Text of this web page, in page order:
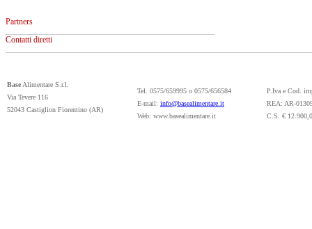
Partners
Contatti diretti
BaseAlimentare S.r.l.
Via Tevere 116
52043 Castiglion Fiorentino (AR)
Tel. 0575/659995 o 0575/656584
E-mail: info@basealimentare.it
Web: www.basealimentare.it
P.Iva e Cod.
REA: AR-
C.S. €